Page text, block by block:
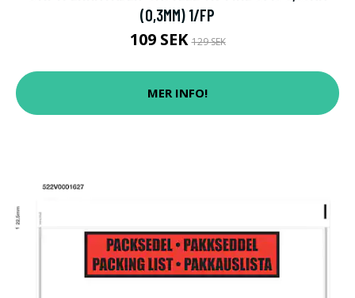
(0,3MM) 1/FP
109 SEK129 SEK
MER INFO!